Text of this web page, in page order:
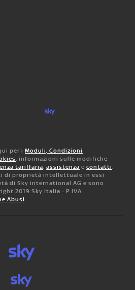
per i Moduli, Condizioni
, informazioni sulle modifiche
tariffaria, assistenza e contatti.
di proprietà intellettuale in essi
di Sky international AG e sono
2019 Sky Italia - P.IVA
Abusi